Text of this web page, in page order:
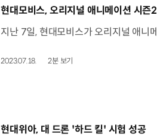
[동영상]
현대모비스, 오리지널 애니메이션 시즌2
2023.07.18. 2분 보기
[동영상]
현대위아, 대 드론 '하드 킬' 시험 성공